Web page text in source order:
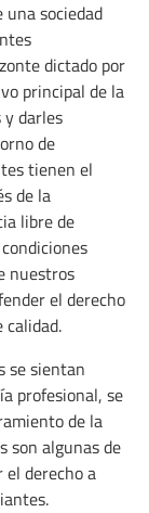
sociedad
dictado por
principal de la
y darles
de
tienen el
de la
libre de
nuestros
el derecho
calidad.
se sientan
profesional, se
de la
son algunas de
el derecho a